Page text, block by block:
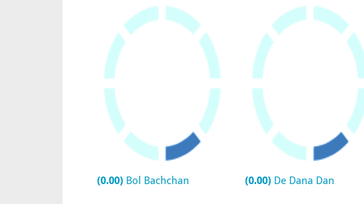
(0.00) Bol Bachchan (0.00) De Dana Dan